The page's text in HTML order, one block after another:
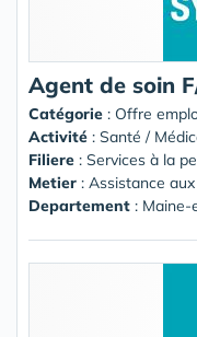
Agent de soin
Catégorie : Offre
Activité : Santé /
Filiere : Services à la
Metier : Assistance
Departement : Maine-